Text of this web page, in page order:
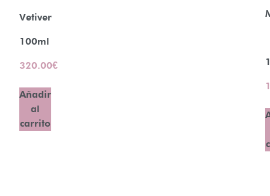
Vetiver
100ml
320.00€
Añadir
al
carrito